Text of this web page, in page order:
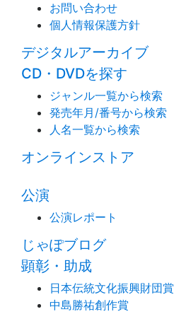
お問い合わせ
個人情報保護方針
デジタルアーカイブ
CD・DVDを探す
ジャンル一覧から検索
発売年月/番号から検索
人名一覧から検索
オンラインストア
公演
公演レポート
じゃぽブログ
顕彰・助成
日本伝統文化振興財団賞
中島勝祐創作賞